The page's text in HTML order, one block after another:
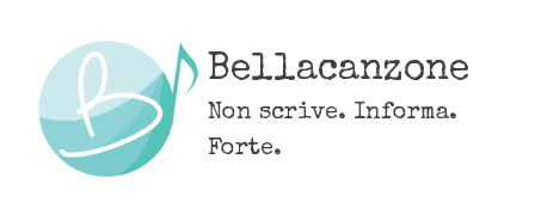
content
Bellacanzone
Non scrive. Informa.
Forte.